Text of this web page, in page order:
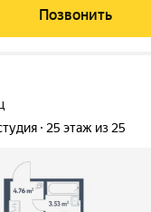
без машин,
площадки и многое
Позвонить
25 этаж из 25